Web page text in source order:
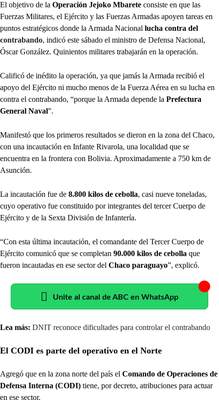
El objetivo de la Operación Jejoko Mbarete consiste en que las
Fuerzas Militares, el Ejército y las Fuerzas Armadas apoyen tareas en
puntos estratégicos donde la Armada Nacional lucha contra del
contrabando, indicó este sábado el ministro de Defensa Nacional,
Óscar González. Quinientos militares trabajarán en la operación.
Calificó de inédito la operación, ya que jamás la Armada recibió el
apoyo del Ejército ni mucho menos de la Fuerza Aérea en su lucha en
contra el contrabando, “porque la Armada depende la Prefectura
General Naval”.
Manifestó que los primeros resultados se dieron en la zona del Chaco,
con una incautación en Infante Rivarola, una localidad que se
encuentra en la frontera con Bolivia. Aproximadamente a 750 km de
Asunción.
La incautación fue de 8.800 kilos de cebolla, casi nueve toneladas,
cuyo operativo fue constituido por integrantes del tercer Cuerpo de
Ejército y de la Sexta División de Infantería.
“Con esta última incautación, el comandante del Tercer Cuerpo de
Ejército comunicó que se completan 90.000 kilos de cebolla que
fueron incautadas en ese sector del Chaco paraguayo”, explicó.
Unite al canal de ABC en WhatsApp
Lea más: DNIT reconoce dificultades para controlar el contrabando
El CODI es parte del operativo en el Norte
Agregó que en la zona norte del país el Comando de Operaciones de
Defensa Interna (CODI) tiene, por decreto, atribuciones para actuar
en ese sector.